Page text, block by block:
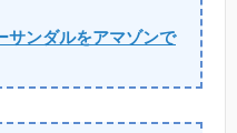
サンダルをアマゾンで